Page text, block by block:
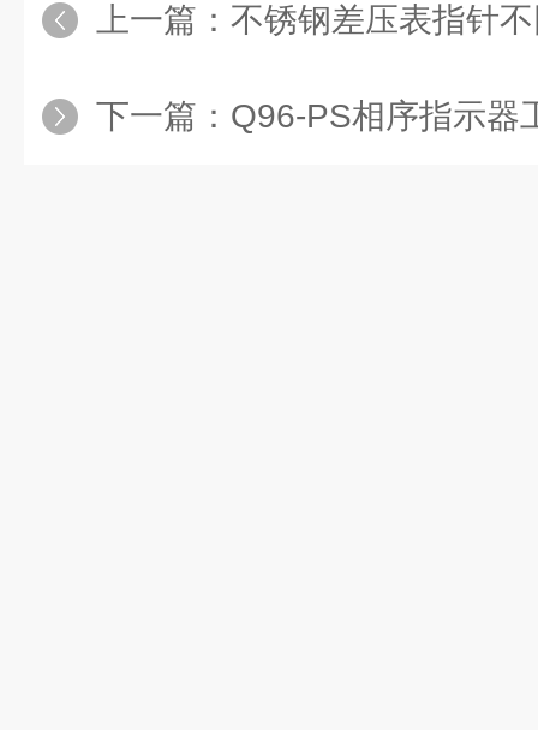
上一篇： 不锈钢差压表指针不回
下一篇： Q96-PS相序指示器工厂配电运